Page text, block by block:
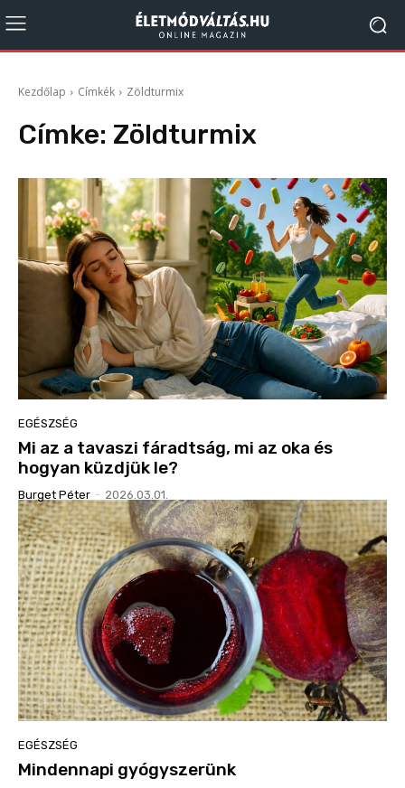
Kezdőlap Címkék Zöldturmix
Címke: Zöldturmix
EGÉSZSÉG
Mi az a tavaszi fáradtság, mi az oka és
hogyan küzdjük le?
Burget Péter - 2026.03.01.
EGÉSZSÉG
Mindennapi gyógyszerünk